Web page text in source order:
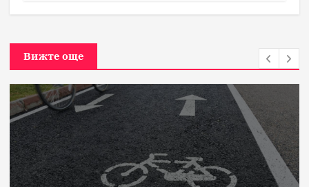
Вижте още